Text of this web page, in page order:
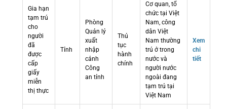
Gia hạn
tạm trú
cho
người
đã
được
cấp
giấy
miễn
thị thực
Tỉnh
Phòng
Quản lý
xuất
nhập
cảnh
Công
an tỉnh
Thủ
tục
hành
chính
Cơ quan, tổ
chức tại Việt
Nam, công
dân Việt
Nam thường
trú ở trong
nước và
người nước
ngoài đang
tạm trú tại
Việt Nam
Xem
chi
tiết